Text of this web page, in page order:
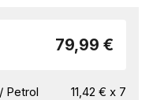
79,99 €
Petrol
11,42 € x 7